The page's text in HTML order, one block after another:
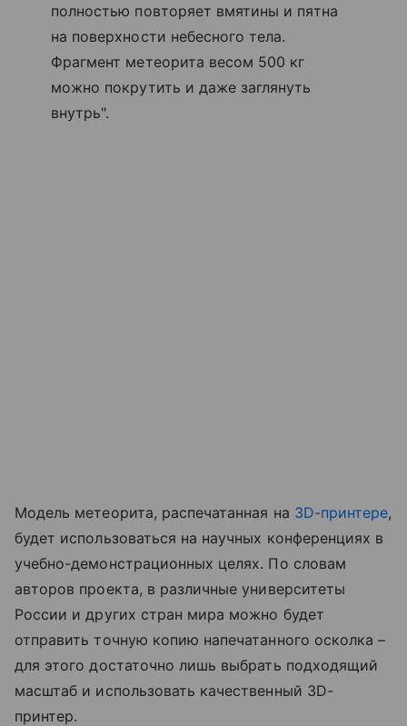
полностью повторяет вмятины и пятна
на поверхности небесного тела.
Фрагмент метеорита весом 500 кг
можно покрутить и даже заглянуть
внутрь".
Модель метеорита, распечатанная на 3D-принтере,
будет использоваться на научных конференциях в
учебно-демонстрационных целях. По словам
авторов проекта, в различные университеты
России и других стран мира можно будет
отправить точную копию напечатанного осколка –
для этого достаточно лишь выбрать подходящий
масштаб и использовать качественный 3D-
принтер.